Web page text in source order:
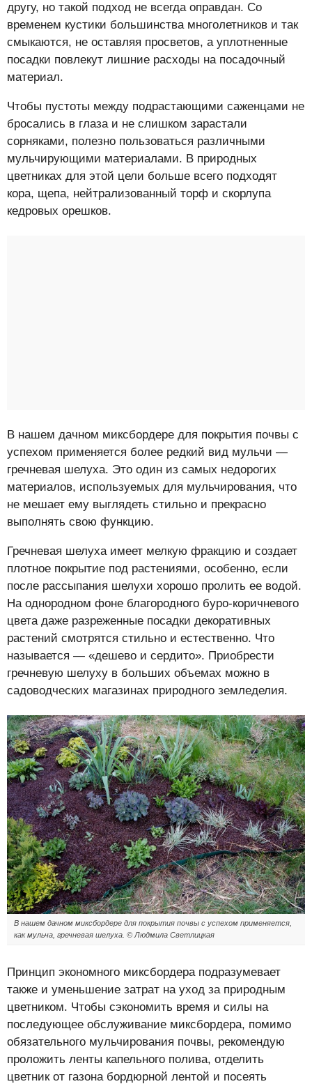
другу, но такой подход не всегда оправдан. Со
временем кустики большинства многолетников и так
смыкаются, не оставляя просветов, а уплотненные
посадки повлекут лишние расходы на посадочный
материал.
Чтобы пустоты между подрастающими саженцами не
бросались в глаза и не слишком зарастали
сорняками, полезно пользоваться различными
мульчирующими материалами. В природных
цветниках для этой цели больше всего подходят
кора, щепа, нейтрализованный торф и скорлупа
кедровых орешков.
В нашем дачном миксбордере для покрытия почвы с
успехом применяется более редкий вид мульчи —
гречневая шелуха. Это один из самых недорогих
материалов, используемых для мульчирования, что
не мешает ему выглядеть стильно и прекрасно
выполнять свою функцию.
Гречневая шелуха имеет мелкую фракцию и создает
плотное покрытие под растениями, особенно, если
после рассыпания шелухи хорошо пролить ее водой.
На однородном фоне благородного буро-коричневого
цвета даже разреженные посадки декоративных
растений смотрятся стильно и естественно. Что
называется — «дешево и сердито». Приобрести
гречневую шелуху в больших объемах можно в
садоводческих магазинах природного земледелия.
В нашем дачном миксбордере для покрытия почвы с успехом применяется,
как мульча, гречневая шелуха. © Людмила Светлицкая
Принцип экономного миксбордера подразумевает
также и уменьшение затрат на уход за природным
цветником. Чтобы сэкономить время и силы на
последующее обслуживание миксбордера, помимо
обязательного мульчирования почвы, рекомендую
проложить ленты капельного полива, отделить
цветник от газона бордюрной лентой и посеять